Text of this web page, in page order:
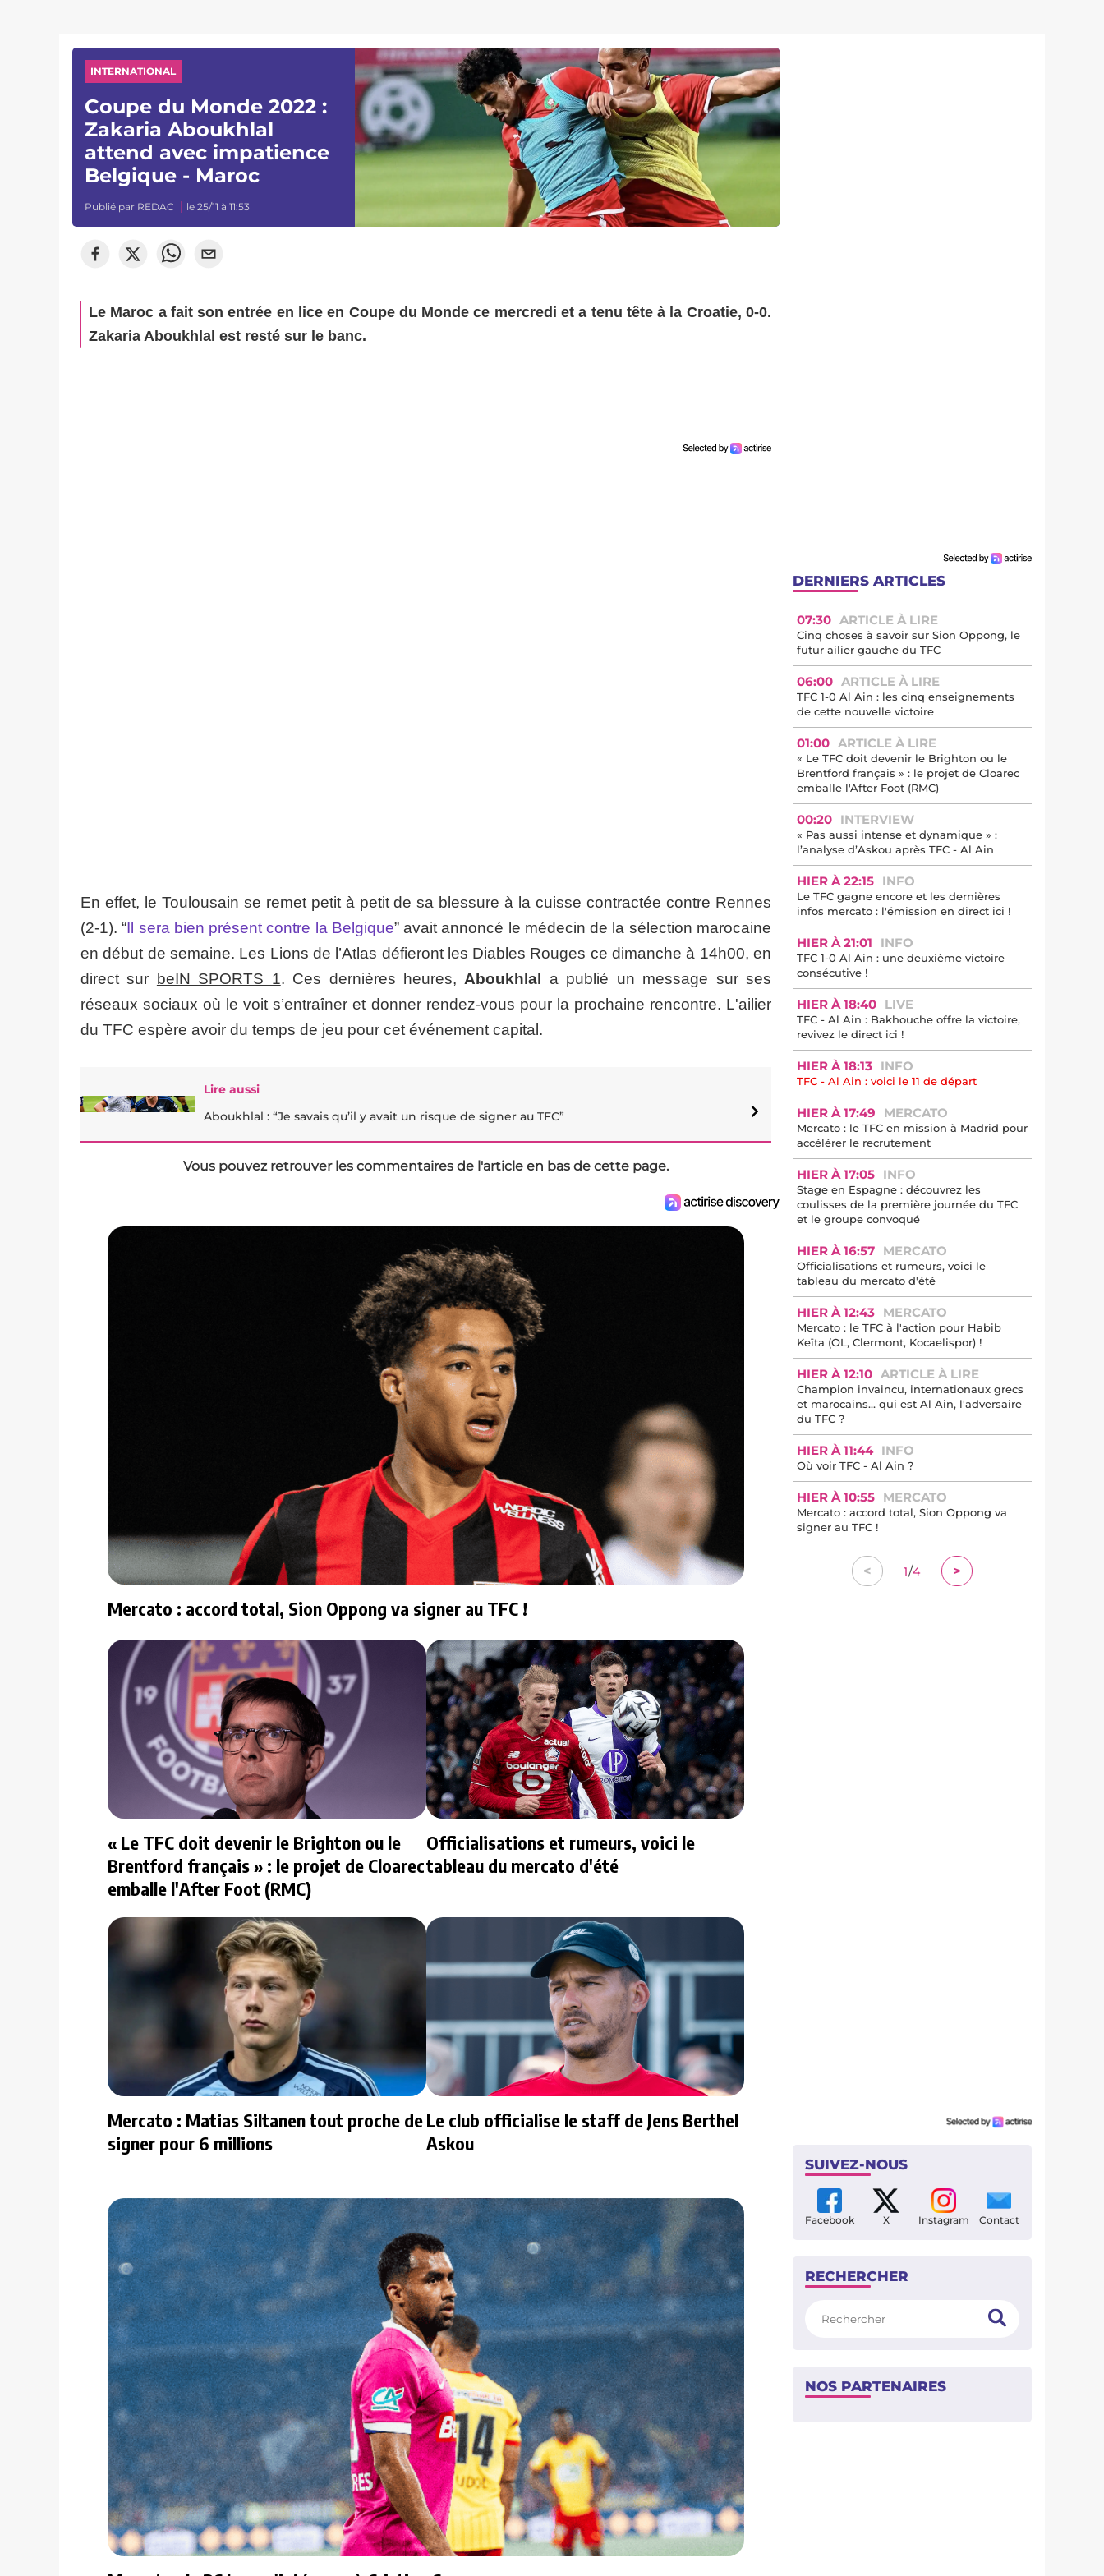
INTERNATIONAL
Coupe du Monde 2022 :
Zakaria Aboukhlal
attend avec impatience
Belgique - Maroc
Publié par REDAC le 25/11 à 11:53
Le Maroc a fait son entrée en lice en Coupe du Monde ce mercredi et a tenu tête à la Croatie, 0-0.
Zakaria Aboukhlal est resté sur le banc.
En effet, le Toulousain se remet petit à petit de sa blessure à la cuisse contractée contre Rennes
(2-1). “Il sera bien présent contre la Belgique” avait annoncé le médecin de la sélection marocaine
en début de semaine. Les Lions de l’Atlas défieront les Diables Rouges ce dimanche à 14h00, en
direct sur
beIN SPORTS 1. Ces dernières heures, Aboukhlal
a publié un message sur ses
réseaux sociaux où le voit s’entraîner et donner rendez-vous pour la prochaine rencontre. L'ailier
du TFC espère avoir du temps de jeu pour cet événement capital.
Lire aussi
Aboukhlal : “Je savais qu’il y avait un risque de signer au TFC”
Vous pouvez retrouver les commentaires de l'article en bas de cette page.
Mercato : accord total, Sion Oppong va signer au TFC !
« Le TFC doit devenir le Brighton ou le
Brentford français » : le projet de Cloarec
emballe l'After Foot (RMC)
Officialisations et rumeurs, voici le
tableau du mercato d'été
Mercato : Matias Siltanen tout proche de
signer pour 6 millions
Le club officialise le staff de Jens Berthel
Askou
DERNIERS ARTICLES
07:30 ARTICLE À LIRE
Cinq choses à savoir sur Sion Oppong, le
futur ailier gauche du TFC
06:00 ARTICLE À LIRE
TFC 1-0 Al Ain : les cinq enseignements
de cette nouvelle victoire
01:00 ARTICLE À LIRE
« Le TFC doit devenir le Brighton ou le
Brentford français » : le projet de Cloarec
emballe l'After Foot (RMC)
00:20 INTERVIEW
« Pas aussi intense et dynamique » :
l’analyse d’Askou après TFC - Al Ain
HIER À 22:15 INFO
Le TFC gagne encore et les dernières
infos mercato : l'émission en direct ici !
HIER À 21:01 INFO
TFC 1-0 Al Ain : une deuxième victoire
consécutive !
HIER À 18:40 LIVE
TFC - Al Ain : Bakhouche offre la victoire,
revivez le direct ici !
HIER À 18:13 INFO
TFC - Al Ain : voici le 11 de départ
HIER À 17:49 MERCATO
Mercato : le TFC en mission à Madrid pour
accélérer le recrutement
HIER À 17:05 INFO
Stage en Espagne : découvrez les
coulisses de la première journée du TFC
et le groupe convoqué
HIER À 16:57 MERCATO
Officialisations et rumeurs, voici le
tableau du mercato d'été
HIER À 12:43 MERCATO
Mercato : le TFC à l'action pour Habib
Keïta (OL, Clermont, Kocaelispor) !
HIER À 12:10 ARTICLE À LIRE
Champion invaincu, internationaux grecs
et marocains… qui est Al Ain, l'adversaire
du TFC ?
HIER À 11:44 INFO
Où voir TFC - Al Ain ?
HIER À 10:55 MERCATO
Mercato : accord total, Sion Oppong va
signer au TFC !
< 1/4 >
SUIVEZ-NOUS
Facebook X Instagram Contact
RECHERCHER
NOS PARTENAIRES